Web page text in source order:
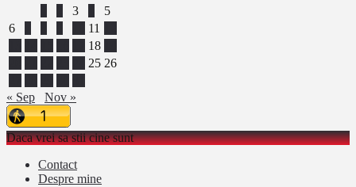
3
5
6
11
18
25 26
« Sep
Nov »
Daca vrei sa stii cine sunt
Contact
Despre mine